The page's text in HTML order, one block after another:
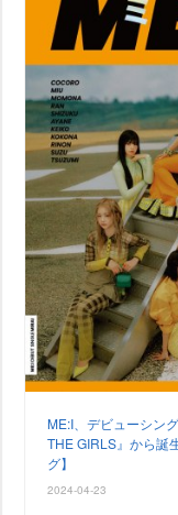
ME:I、デビューシン
THE GIRLS』から誕
グ】
2024-04-23